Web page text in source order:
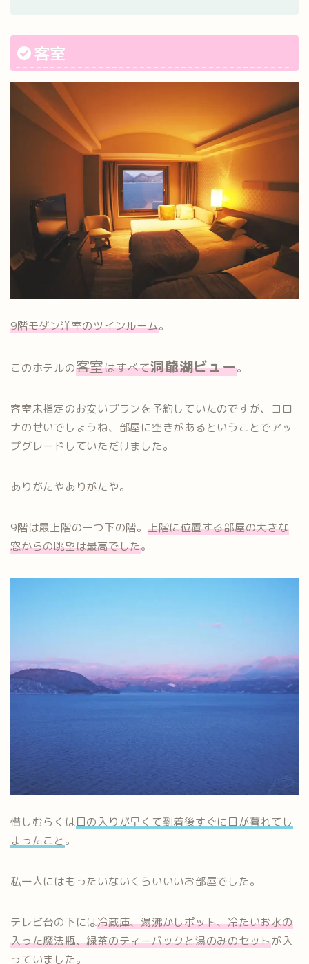
客室
9階モダン洋室のツインルーム。
このホテルの客室はすべて洞爺湖ビュー。
客室未指定のお安いプランを予約していたのですが、コロ
ナのせいでしょうね、部屋に空きがあるということでアッ
プグレードしていただけました。
ありがたやありがたや。
9階は最上階の一つ下の階。 上階に位置する部屋の大きな
窓からの眺望は最高でした。
惜しむらくは日の入りが早くて到着後すぐに日が暮れてし
まったこと 。
私一人にはもったいないくらいいいお部屋でした。
テレビ台の下には冷蔵庫、湯沸かしポット、冷たいお水の
入った魔法瓶、緑茶のティーバックと湯のみのセットが入
っていました。